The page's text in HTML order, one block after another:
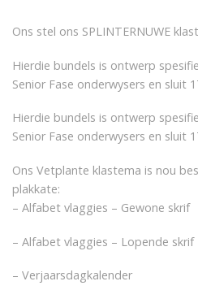
Ons stel ons SPLINTERNUWE
Hierdie bundels is ontwerp
Senior Fase onderwysers en sluit
Hierdie bundels is ontwerp
Senior Fase onderwysers en sluit
Ons Vetplante klastema is nou
plakkate:
– Alfabet vlaggies – Gewone skrif
– Alfabet vlaggies – Lopende skrif
– Verjaarsdagkalender